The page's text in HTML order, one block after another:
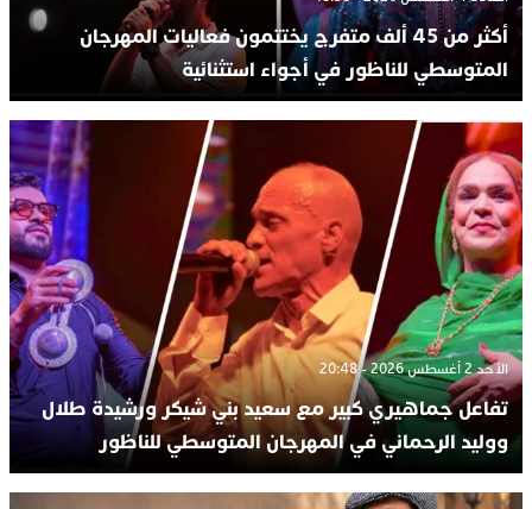
أكثر من 45 ألف متفرج يختتمون فعاليات المهرجان
المتوسطي للناظور في أجواء استثنائية
الأحد 2 أغسطس 2026 - 20:48
تفاعل جماهيري كبير مع سعيد بني شيكر ورشيدة طلال
ووليد الرحماني في المهرجان المتوسطي للناظور